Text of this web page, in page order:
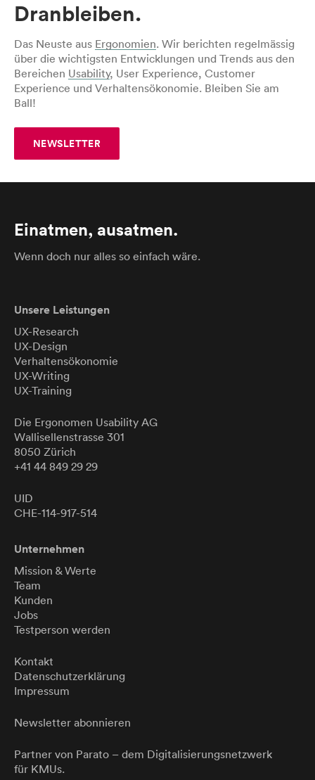
Dranbleiben.
Das Neuste aus Ergonomien. Wir berichten regelmässig
über die wichtigsten Entwicklungen und Trends aus den
Bereichen Usability, User Experience, Customer
Experience und Verhaltensökonomie. Bleiben Sie am
Ball!
NEWSLETTER
Einatmen, ausatmen.
Wenn doch nur alles so einfach wäre.
Unsere Leistungen
UX-Research
UX-Design
Verhaltensökonomie
UX-Writing
UX-Training
Die Ergonomen Usability AG
Wallisellenstrasse 301
8050 Zürich
+41 44 849 29 29
UID
CHE-114-917-514
Unternehmen
Mission & Werte
Team
Kunden
Jobs
Testperson werden
Kontakt
Datenschutzerklärung
Impressum
Newsletter abonnieren
Partner von Parato – dem Digitalisierungsnetzwerk
für KMUs.